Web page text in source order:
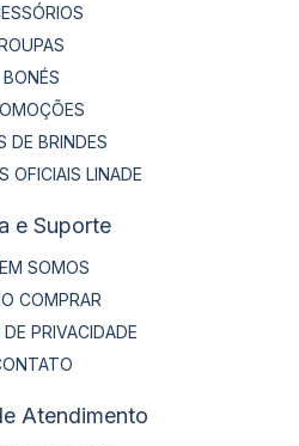
BONÉS
DE BRINDES
OFICIAIS LINADE
e Suporte
SOMOS
COMPRAR
PRIVACIDADE
Atendimento